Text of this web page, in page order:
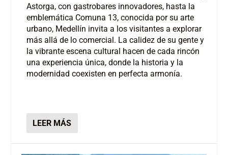
Astorga, con gastrobares innovadores, hasta la
emblemática Comuna 13, conocida por su arte
urbano, Medellín invita a los visitantes a explorar
más allá de lo comercial. La calidez de su gente y
la vibrante escena cultural hacen de cada rincón
una experiencia única, donde la historia y la
modernidad coexisten en perfecta armonía.
LEER MÁS